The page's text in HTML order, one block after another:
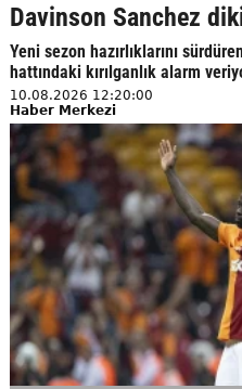
Davinson Sanchez
Yeni sezon hazırlıklarını
hattındaki kırılganlık alarm
10.08.2026 12:20:00
Haber Merkezi